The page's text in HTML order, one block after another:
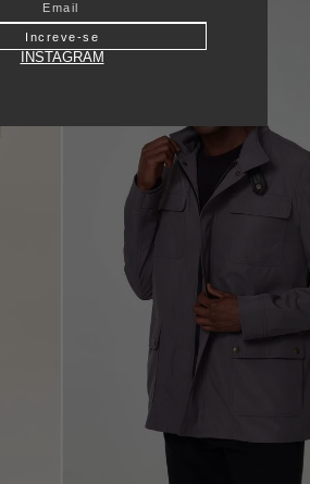
%
OFF
Increve-se
INSTAGRAM